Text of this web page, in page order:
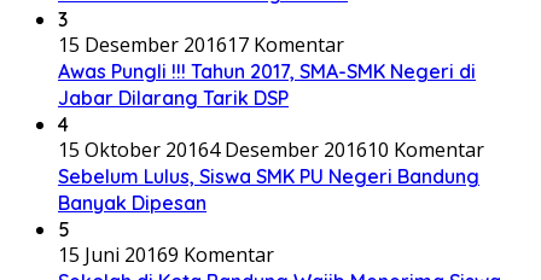
3
15 Desember 201617 Komentar
Awas Pungli !!! Tahun 2017, SMA-SMK Negeri di
Jabar Dilarang Tarik DSP
4
15 Oktober 20164 Desember 201610 Komentar
Sebelum Lulus, Siswa SMK PU Negeri Bandung
Banyak Dipesan
5
15 Juni 20169 Komentar